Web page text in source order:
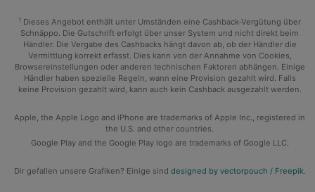
1 Dieses Angebot enthält unter Umständen eine Cashback-Vergütung über
Schnäppo. Die Gutschrift erfolgt über unser System und nicht direkt beim
Händler. Die Vergabe des Cashbacks hängt davon ab, ob der Händler die
Vermittlung korrekt erfasst. Dies kann von der Annahme von Cookies,
Browsereinstellungen oder anderen technischen Faktoren abhängen. Einige
Händler haben spezielle Regeln, wann eine Provision gezahlt wird. Falls
keine Provision gezahlt wird, kann auch kein Cashback ausgezahlt werden.
Apple, the Apple Logo and iPhone are trademarks of Apple Inc., registered in
the U.S. and other countries.
Google Play and the Google Play logo are trademarks of Google LLC.
Dir gefallen unsere Grafiken? Einige sind designed by vectorpouch / Freepik.